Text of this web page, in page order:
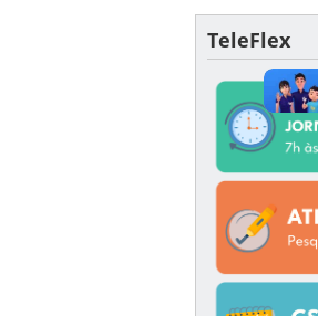
TeleFlex